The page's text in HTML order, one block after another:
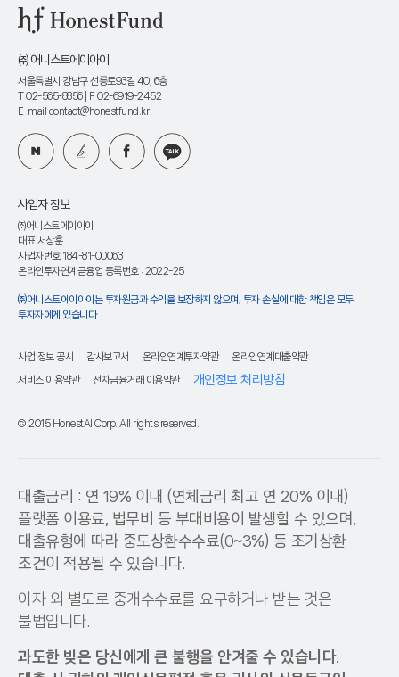
㈜ 어니스트에이아이
서울특별시 강남구 선릉로93길 40, 6층
T 02-565-8856| F 02-6919-2452
E-mail contact@honestfund.kr
사업자 정보
㈜어니스트에이아이
대표 서상훈
사업자번호 184-81-00063
온라인투자연계금융업 등록번호 : 2022-25
㈜어니스트에이아이는 투자원금과 수익을 보장하지 않으며, 투자 손실에 대한 책임은 모두
투자자에게 있습니다.
사업 정보 공시 감사보고서 온라인연계투자약관
온라인연계대출약관
서비스 이용약관
전자금융거래 이용약관 개인정보 처리방침
© 2015 HonestAI Corp. All rights reserved.
대출금리 : 연 19% 이내 (연체금리 최고 연 20% 이내)
플랫폼 이용료, 법무비 등 부대비용이 발생할 수 있으며,
대출유형에 따라 중도상환수수료(0~3%) 등 조기상환
조건이 적용될 수 있습니다.
이자 외 별도로 중개수수료를 요구하거나 받는 것은
불법입니다.
과도한 빚은 당신에게 큰 불행을 안겨줄 수 있습니다.